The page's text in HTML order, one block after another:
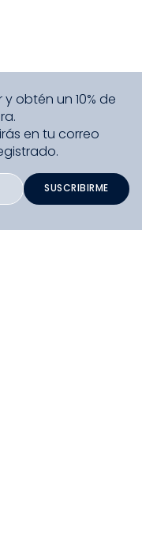
obtén un 10% de
en tu correo
SUSCRIBIRME